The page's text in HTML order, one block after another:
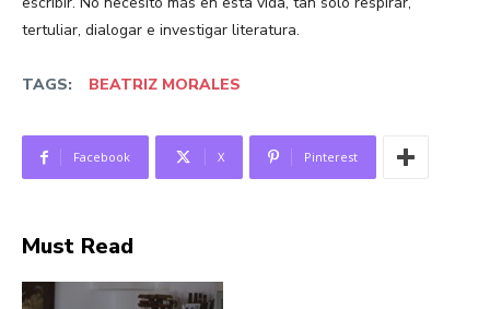
tertuliar, dialogar e investigar literatura.
TAGS: BEATRIZ MORALES
Facebook X Pinterest
Must Read